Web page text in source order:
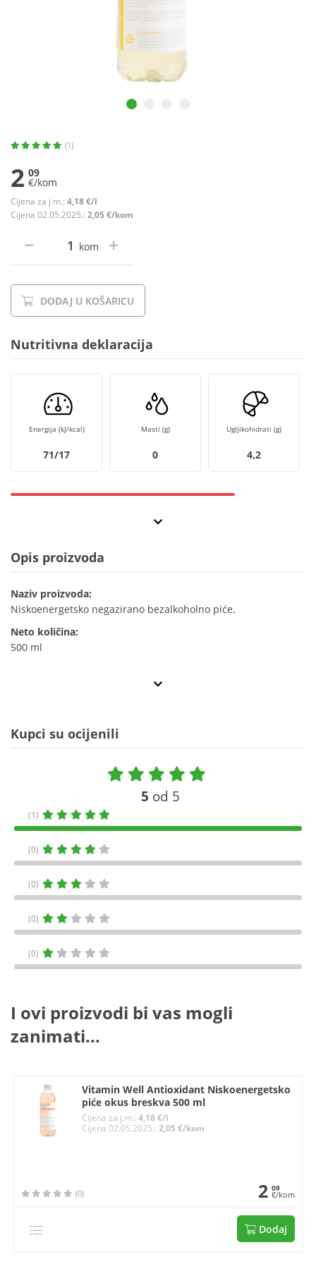
(1)
2 09
€/kom
Cijena za j.m.: 4,18 €/l
Cijena 02.05.2025.: 2,05 €/kom
kom
DODAJ U KOŠARICU
Nutritivna deklaracija
Energija (kJ/kcal)
71/17
Masti (g)
0
Ugljikohidrati (g)
4,2
Opis proizvoda
Naziv proizvoda:
Niskoenergetsko negazirano bezalkoholno piće.
Neto količina:
500 ml
Kupci su ocijenili
5 od 5
(1)
(0)
(0)
(0)
(0)
I ovi proizvodi bi vas mogli
zanimati...
Vitamin Well Antioxidant Niskoenergetsko
piće okus breskva 500 ml
Cijena za j.m.:4,18 €/l
Cijena 02.05.2025.:2,05 €/kom
(0) 2 09
€/kom
Dodaj